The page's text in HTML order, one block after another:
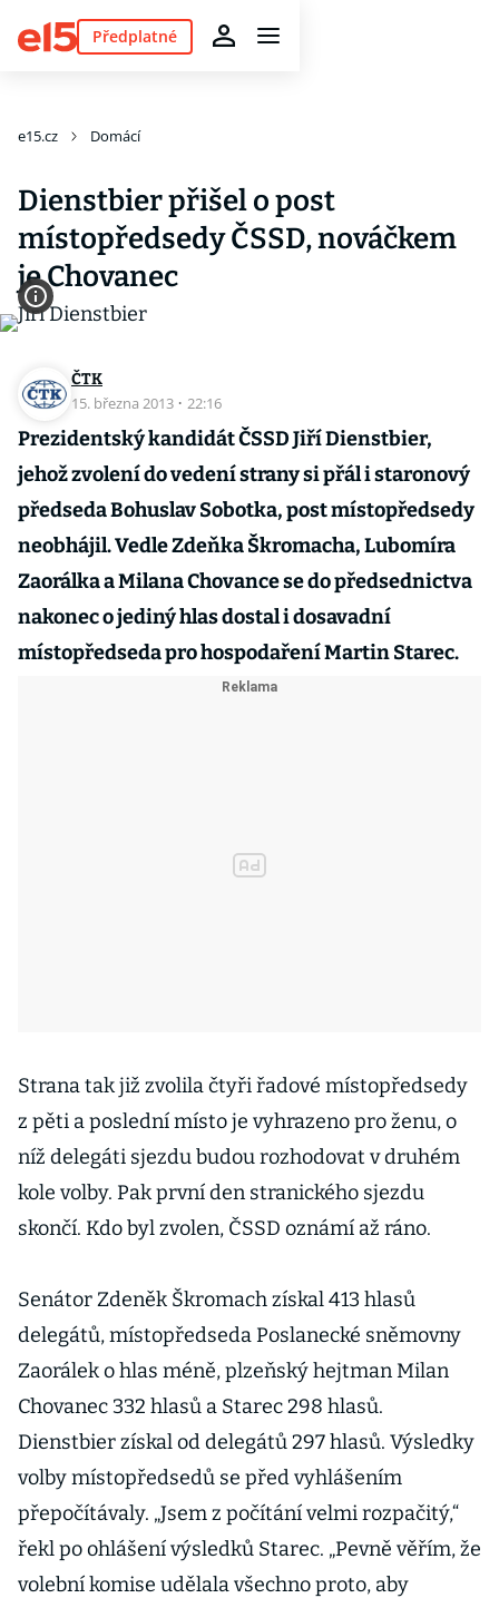
Předplatné
e15.cz Domácí
Dienstbier přišel o post
místopředsedy ČSSD, nováčkem
je Chovanec
ČTK
15. března 2013 · 22:16
Prezidentský kandidát ČSSD Jiří Dienstbier,
jehož zvolení do vedení strany si přál i staronový
předseda Bohuslav Sobotka, post místopředsedy
neobhájil. Vedle Zdeňka Škromacha, Lubomíra
Zaorálka a Milana Chovance se do předsednictva
nakonec o jediný hlas dostal i dosavadní
místopředseda pro hospodaření Martin Starec.
Strana tak již zvolila čtyři řadové místopředsedy
z pěti a poslední místo je vyhrazeno pro ženu, o
níž delegáti sjezdu budou rozhodovat v druhém
kole volby. Pak první den stranického sjezdu
skončí. Kdo byl zvolen, ČSSD oznámí až ráno.
Senátor Zdeněk Škromach získal 413 hlasů
delegátů, místopředseda Poslanecké sněmovny
Zaorálek o hlas méně, plzeňský hejtman Milan
Chovanec 332 hlasů a Starec 298 hlasů.
Dienstbier získal od delegátů 297 hlasů. Výsledky
volby místopředsedů se před vyhlášením
přepočítávaly. „Jsem z počítání velmi rozpačitý,“
řekl po ohlášení výsledků Starec. „Pevně věřím, že
volební komise udělala všechno proto, aby